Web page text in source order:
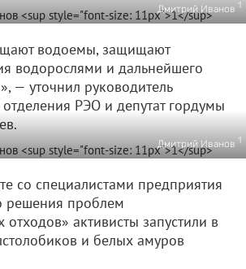
Дмитрий Иванов 1
водоемы, защищают
водорослями и дальнейшего
— уточнил руководитель
РЭО и депутат гордумы
Дмитрий Иванов 1
со специалистами предприятия
решения проблем
активисты запустили в
и белых амуров